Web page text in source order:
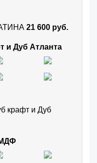
21 600 руб.
и Дуб Атланта
крафт и Дуб